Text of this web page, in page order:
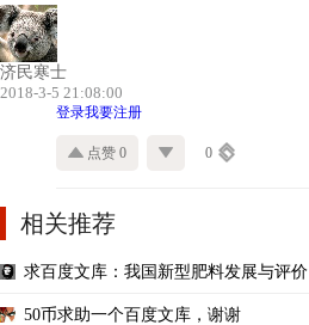
济民寒士
2018-3-5 21:08:00
登录我要注册
点赞 0 0
相关推荐
求百度文库：我国新型肥料发展与评价
50币求助一个百度文库，谢谢